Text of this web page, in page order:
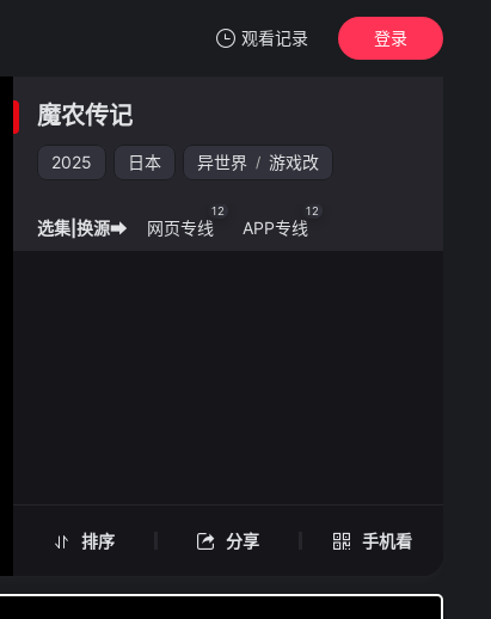
观看记录
我的观影记录
魔农传记
登录
魔农传记
2025 日本 异世界 / 游戏改
排序 分享 手机看
选集|换源➡ 网页专线
12
APP专线
12